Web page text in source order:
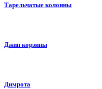
Тарельчатые колонны
Джин корзины
Димрота